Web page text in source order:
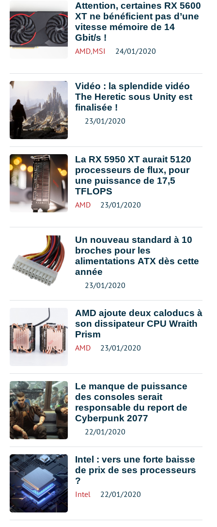
Attention, certaines RX 5600
XT ne bénéficient pas d’une
vitesse mémoire de 14
Gbit/s !
AMD,MSI 24/01/2020
Vidéo : la splendide vidéo
The Heretic sous Unity est
finalisée !
23/01/2020
La RX 5950 XT aurait 5120
processeurs de flux, pour
une puissance de 17,5
TFLOPS
AMD 23/01/2020
Un nouveau standard à 10
broches pour les
alimentations ATX dès cette
année
23/01/2020
AMD ajoute deux caloducs à
son dissipateur CPU Wraith
Prism
AMD 23/01/2020
Le manque de puissance
des consoles serait
responsable du report de
Cyberpunk 2077
22/01/2020
Intel : vers une forte baisse
de prix de ses processeurs
?
Intel 22/01/2020